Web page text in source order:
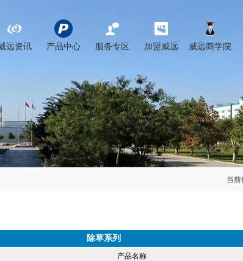
远资讯 产品中心 服务专区 加盟威远 威远商学院
当前
除草系列
产品名称